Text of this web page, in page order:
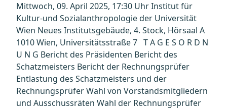
Mittwoch, 09. April 2025, 17:30 Uhr Institut für
Kultur-und Sozialanthropologie der Universität
Wien Neues Institutsgebäude, 4. Stock, Hörsaal A
1010 Wien, Universitätsstraße 7 T A G E S O R D N
U N G Bericht des Präsidenten Bericht des
Schatzmeisters Bericht der Rechnungsprüfer
Entlastung des Schatzmeisters und der
Rechnungsprüfer Wahl von Vorstandsmitgliedern
und Ausschussräten Wahl der Rechnungsprüfer